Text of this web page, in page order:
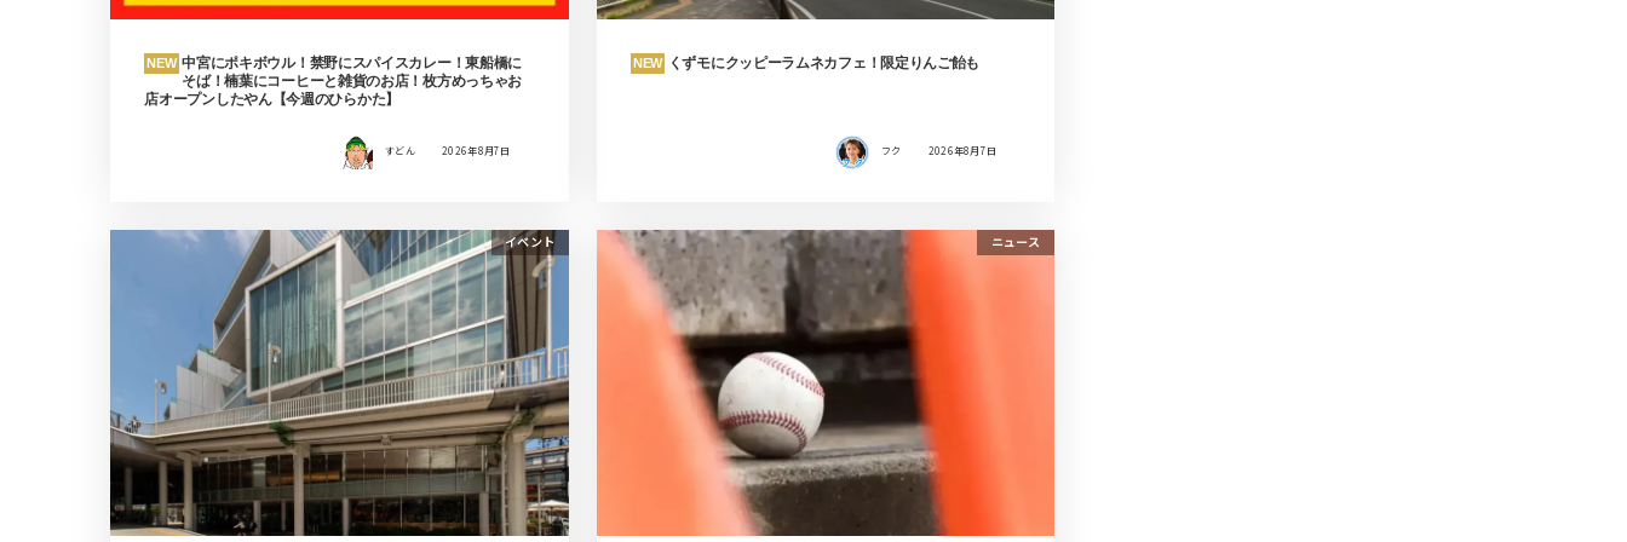
NEW 中宮にポキボウル！禁野にスパイスカレー！東船橋に
そば！楠葉にコーヒーと雑貨のお店！枚方めっちゃお
店オープンしたやん【今週のひらかた】
すどん 2026年8月7日
NEW くずモにクッピーラムネカフェ！限定りんご飴も
フク 2026年8月7日
イベント ニュース